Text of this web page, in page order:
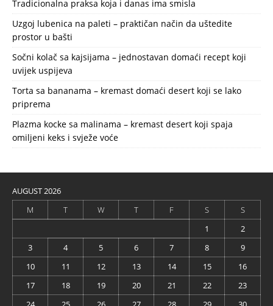
Tradicionalna praksa koja i danas ima smisla
Uzgoj lubenica na paleti – praktičan način da uštedite
prostor u bašti
Sočni kolač sa kajsijama – jednostavan domaći recept koji
uvijek uspijeva
Torta sa bananama – kremast domaći desert koji se lako
priprema
Plazma kocke sa malinama – kremast desert koji spaja
omiljeni keks i svježe voće
AUGUST 2026
M
T W T F S
S
1
2
3
4 5 6 7 8
9
10
11 12 13 14 15
16
17
18 19 20 21 22
23